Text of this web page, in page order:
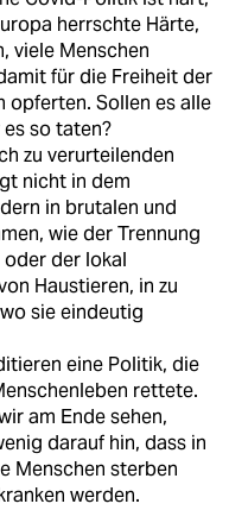
herrschte Härte,
viele Menschen
für die Freiheit der
opferten. Sollen es alle
so taten?
zu verurteilenden
nicht in dem
in brutalen und
wie der Trennung
der lokal
Haustieren, in zu
sie eindeutig
eine Politik, die
rettete.
am Ende sehen,
darauf hin, dass in
Menschen sterben
werden.